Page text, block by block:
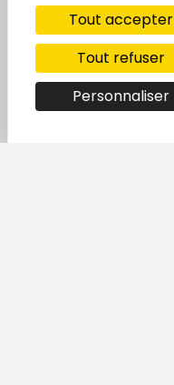
Tout accepter
Tout refuser
Personnaliser